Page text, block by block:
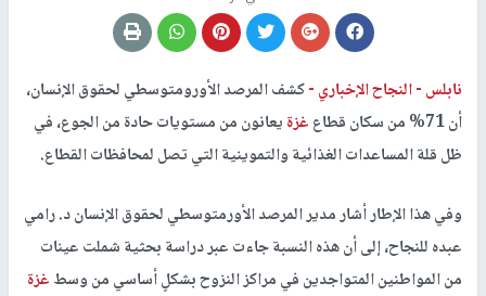
نابلس -النجاح الإخباري -كشف المرصد الأورومتوسطي لحقوق الإنسان،
أن 71% من سكان قطاع
غزةيعانون من مستويات حادة من الجوع، في
ظل قلة المساعدات الغذائية والتموينية التي تصل لمحافظات القطاع.
وفي هذا الإطار أشار مدير المرصد الأورمتوسطي لحقوق الإنسان د. رامي
عبده للنجاح، إلى أن هذه النسبة جاءت عبر دراسة بحثية شملت عينات
من المواطنين المتواجدين في مراكز النزوح بشكلٍ أساسي من وسطغزة